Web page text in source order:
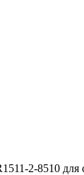
2-8510 для